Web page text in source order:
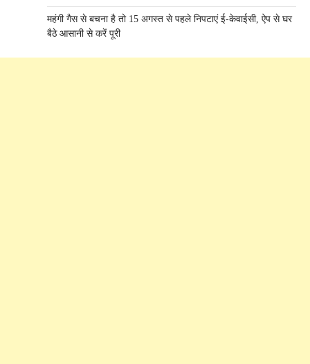
महंगी गैस से बचना है तो 15 अगस्त से पहले निपटाएं ई-केवाईसी, ऐप से घर
बैठे आसानी से करें पूरी